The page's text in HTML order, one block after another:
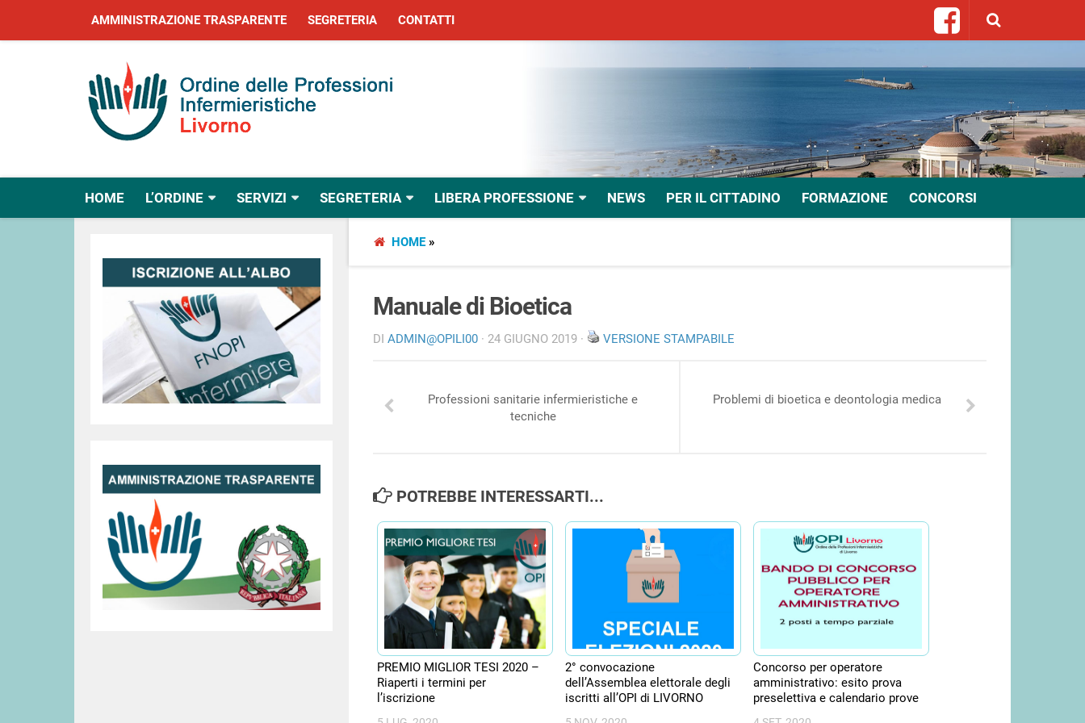
AMMINISTRAZIONE TRASPARENTE SEGRETERIA CONTATTI
HOME L’ORDINE SERVIZI SEGRETERIA LIBERA PROFESSIONE NEWS PER IL CITTADINO FORMAZIONE CONCORSI
HOME»
Manuale di Bioetica
DI ADMIN@OPILI00 · 24 GIUGNO 2019 · VERSIONE STAMPABILE
Problemi di bioetica e deontologia medica
Professioni sanitarie infermieristiche e
tecniche
POTREBBE INTERESSARTI...
PREMIO MIGLIOR TESI 2020 –
Riaperti i termini per
l’iscrizione
2° convocazione
dell’Assemblea elettorale degli
iscritti all’OPI di LIVORNO
Concorso per operatore
amministrativo: esito prova
preselettiva e calendario prove